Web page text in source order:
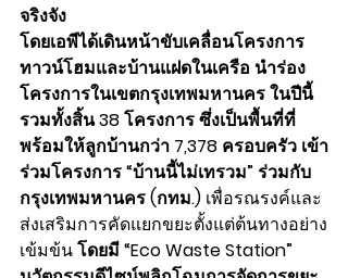
จริงจัง
โดยเอพีได้เดินหน้าขับเคลื่อนโครงการ
ทาวน์โฮมและบ้านแฝดในเครือ นำร่อง
โครงการในเขตกรุงเทพมหานคร ในปีนี้
รวมทั้งสิ้น 38 โครงการ ซึ่งเป็นพื้นที่ที่
พร้อมให้ลูกบ้านกว่า 7,378 ครอบครัว เข้า
ร่วมโครงการ “บ้านนี้ไม่เทรวม” ร่วมกับ
กรุงเทพมหานคร (กทม.) เพื่อรณรงค์และ
ส่งเสริมการคัดแยกขยะตั้งแต่ต้นทางอย่าง
เข้มข้น โดยมี “Eco Waste Station”